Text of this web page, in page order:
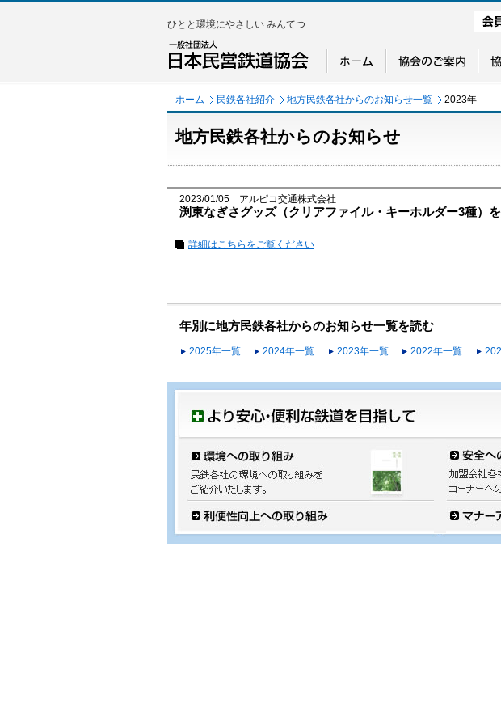
ひとと環境にやさしい みんてつ
ホーム 民鉄各社紹介 地方民鉄各社からのお知らせ一覧 2023年
地方民鉄各社からのお知らせ
2023/01/05 アルピコ交通株式会社
渕東なぎさグッズ（クリアファイル・キーホルダー3種）を
詳細はこちらをご覧ください
年別に地方民鉄各社からのお知らせ一覧を読む
2025年一覧 2024年一覧 2023年一覧 2022年一覧